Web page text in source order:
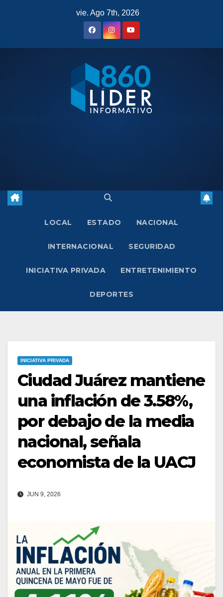
vie. Ago 7th, 2026
LOCAL ESTADO NACIONAL
INTERNACIONAL SEGURIDAD
INICIATIVA PRIVADA ENTRETENIMIENTO
DEPORTES
INICIATIVA PRIVADA
Ciudad Juárez mantiene
una inflación de 3.58%,
por debajo de la media
nacional, señala
economista de la UACJ
JUN 9, 2026